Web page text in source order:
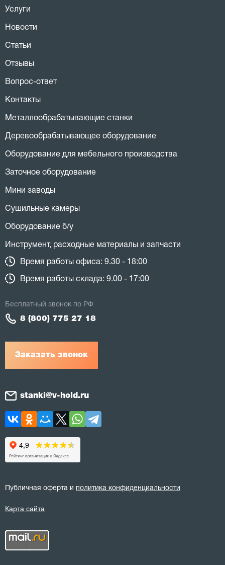
Услуги
Новости
Статьи
Отзывы
Вопрос-ответ
Контакты
Металлообрабатывающие станки
Деревообрабатывающее оборудование
Оборудование для мебельного производства
Заточное оборудование
Мини заводы
Сушильные камеры
Оборудование б/у
Инструмент, расходные материалы и запчасти
Время работы офиса: 9.30 - 18:00
Время работы склада: 9.00 - 17:00
Заказать звонок
Бесплатный звонок по РФ
8 (800) 775 27 18
stanki@v-hold.ru
Публичная оферта и политика конфиденциальности
Карта сайта